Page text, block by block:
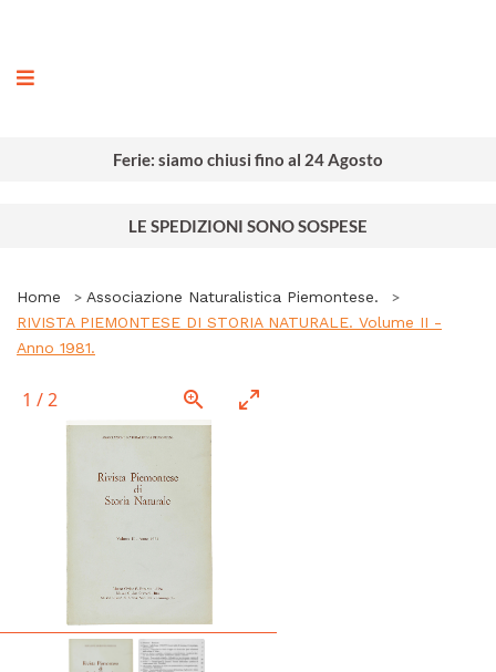
Ferie: siamo chiusi fino al 24 Agosto
LE SPEDIZIONI SONO SOSPESE
Home
Associazione Naturalistica Piemontese.
RIVISTA PIEMONTESE DI STORIA NATURALE. Volume II -
Anno 1981.
1 /2